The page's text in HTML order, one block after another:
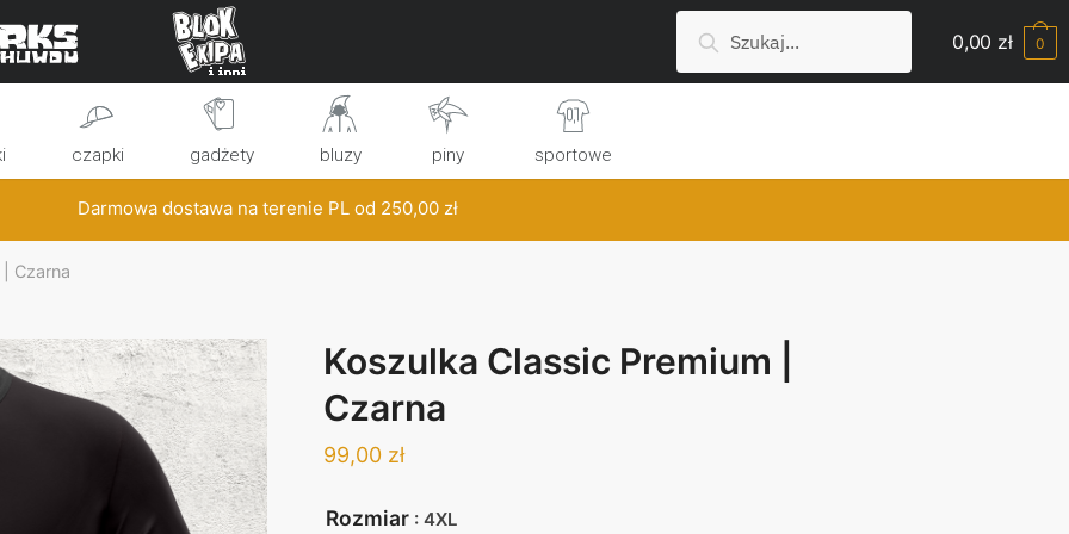
0,00 zł 0
Search
czapki gadżety bluzy piny sportowe
Darmowa dostawa na terenie PL od 250,00 zł
Czarna
Koszulka Classic Premium |
Czarna
99,00 zł
Rozmiar : 4XL